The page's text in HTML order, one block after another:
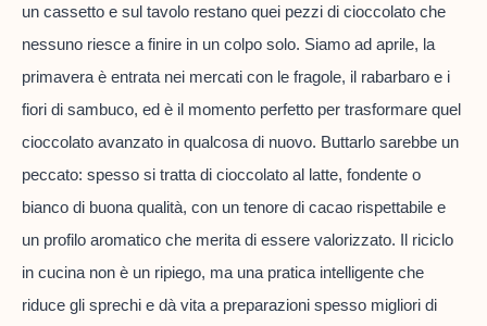
un cassetto e sul tavolo restano quei pezzi di cioccolato che
nessuno riesce a finire in un colpo solo. Siamo ad aprile, la
primavera è entrata nei mercati con le fragole, il rabarbaro e i
fiori di sambuco, ed è il momento perfetto per trasformare quel
cioccolato avanzato in qualcosa di nuovo. Buttarlo sarebbe un
peccato: spesso si tratta di cioccolato al latte, fondente o
bianco di buona qualità, con un tenore di cacao rispettabile e
un profilo aromatico che merita di essere valorizzato. Il riciclo
in cucina non è un ripiego, ma una pratica intelligente che
riduce gli sprechi e dà vita a preparazioni spesso migliori di